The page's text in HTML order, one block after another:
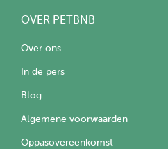
OVER PETBNB
Over ons
In de pers
Blog
Algemene voorwaarden
Oppasovereenkomst